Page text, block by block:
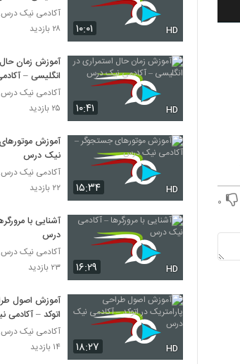
۰
۱۰:۰۱ HD
آکادمی نیک درس
۲۸ بازدید
۱۰:۴۱ HD
آموزش زمان
انگلیسی –
آکادمی نیک درس
۲۵ بازدید
۱۵:۳۴ HD
آموزش
نیک درس
آکادمی نیک درس
۲۲ بازدید
۱۶:۲۹ HD
آشنایی با
درس
آکادمی نیک درس
۲۳ بازدید
۱۸:۲۷ HD
آموزش اصول
اتوکد –
آکادمی نیک درس
۱۴ بازدید